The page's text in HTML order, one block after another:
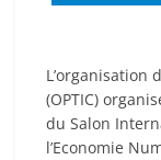
L’organisation
(OPTIC)
du Salon
l’Economie